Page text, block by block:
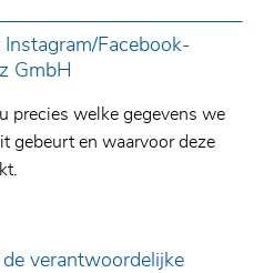
Facebook-
GmbH
precies welke gegevens we
gebeurt en waarvoor deze
verantwoordelijke